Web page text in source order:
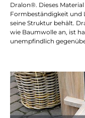
Dralon®. Dieses
Formbeständigkeit und
seine Struktur behält.
wie Baumwolle an, ist
unempfindlich